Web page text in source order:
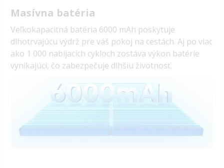
Masívna batéria
Veľkokapacitná batéria 6000 mAh poskytuje
dlhotrvajúcu výdrž pre váš pokoj na cestách. Aj po viac
ako 1 000 nabíjacích cykloch zostáva výkon batérie
vynikajúci, čo zabezpečuje dlhšiu životnosť.